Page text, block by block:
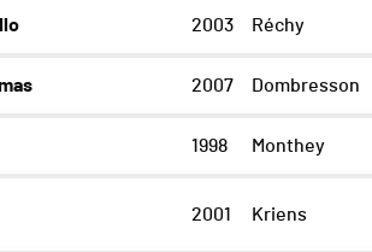
2003 Réchy
2007 Dombresson
1998 Monthey
2001 Kriens